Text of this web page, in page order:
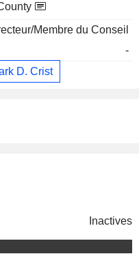
Membre du Conseil
-
D. Crist
Inactives